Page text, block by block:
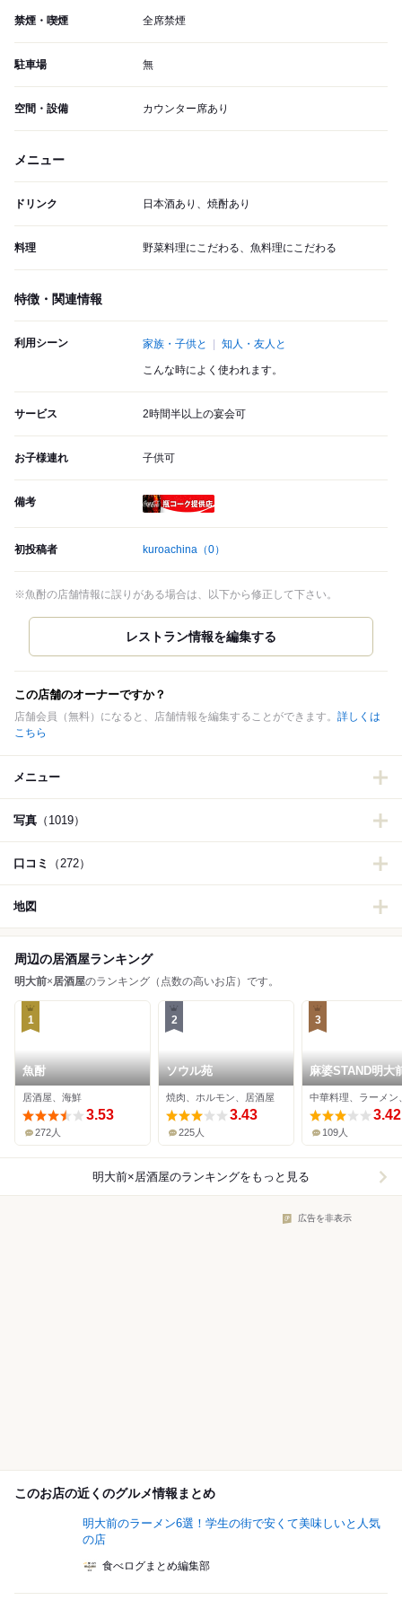
禁煙・喫煙 全席禁煙
駐車場 無
空間・設備 カウンター席あり
メニュー
ドリンク 日本酒あり、焼酎あり
料理 野菜料理にこだわる、魚料理にこだわる
特徴・関連情報
利用シーン 家族・子供と 知人・友人と
こんな時によく使われます。
サービス 2時間半以上の宴会可
お子様連れ 子供可
備考
初投稿者 kuroachina （0）
※魚酎の店舗情報に誤りがある場合は、以下から修正して下さい。
この店舗のオーナーですか？
店舗会員（無料）になると、店舗情報を編集することができます。 詳しくは
こちら
メニュー
写真 （1019）
口コミ （272）
地図
周辺の居酒屋ランキング
明大前×居酒屋のランキング（点数の高いお店）です。
1
魚酎
居酒屋、海鮮
3.53
272人
2
ソウル苑
焼肉、ホルモン、居酒屋
3.43
225人
3
麻婆STAND明大
3.42
109人
明大前×居酒屋のランキングをもっと見る
広告を非表示
このお店の近くのグルメ情報まとめ
明大前のラーメン6選！学生の街で安くて美味しいと人気
の店
食べログまとめ編集部